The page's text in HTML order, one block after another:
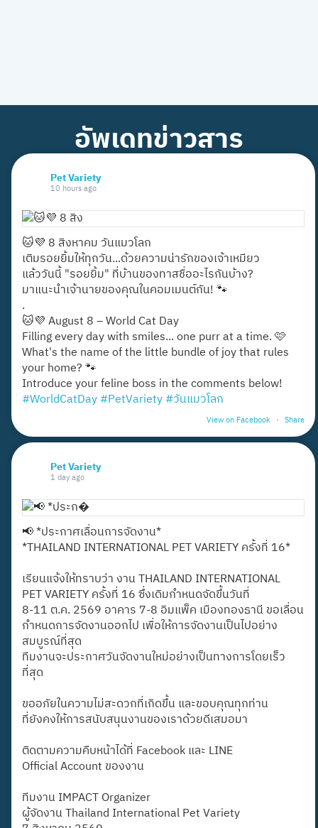
อัพเดทข่าวสาร
Pet Variety
10 hours ago
🐱💜 8 สิงหาคม วันแมวโลก
เติมรอยยิ้มให้ทุกวัน...ด้วยความน่ารักของเจ้าเหมียว
แล้ววันนี้ "รอยยิ้ม" ที่บ้านของทาสชื่ออะไรกันบ้าง?
มาแนะนำเจ้านายของคุณในคอมเมนต์กัน! 🐾
.
🐱💜 August 8 – World Cat Day
Filling every day with smiles... one purr at a time. 🩷
What's the name of the little bundle of joy that rules
your home? 🐾
Introduce your feline boss in the comments below!
#WorldCatDay#PetVariety#วันแมวโลก
View on Facebook · Share
Pet Variety
1 day ago
📢 *ประกาศเลื่อนการจัดงาน*
*THAILAND INTERNATIONAL PET VARIETY ครั้งที่ 16*
เรียนแจ้งให้ทราบว่า งาน THAILAND INTERNATIONAL
PET VARIETY ครั้งที่ 16 ซึ่งเดิมกำหนดจัดขึ้นวันที่
8-11 ต.ค. 2569 อาคาร 7-8 อิมแพ็ค เมืองทองธานี ขอเลื่อน
กำหนดการจัดงานออกไป เพื่อให้การจัดงานเป็นไปอย่าง
สมบูรณ์ที่สุด
ทีมงานจะประกาศวันจัดงานใหม่อย่างเป็นทางการโดยเร็ว
ที่สุด
ขออภัยในความไม่สะดวกที่เกิดขึ้น และขอบคุณทุกท่าน
ที่ยังคงให้การสนับสนุนงานของเราด้วยดีเสมอมา
ติดตามความคืบหน้าได้ที่ Facebook และ LINE
Official Account ของงาน
ทีมงาน IMPACT Organizer
ผู้จัดงาน Thailand International Pet Variety